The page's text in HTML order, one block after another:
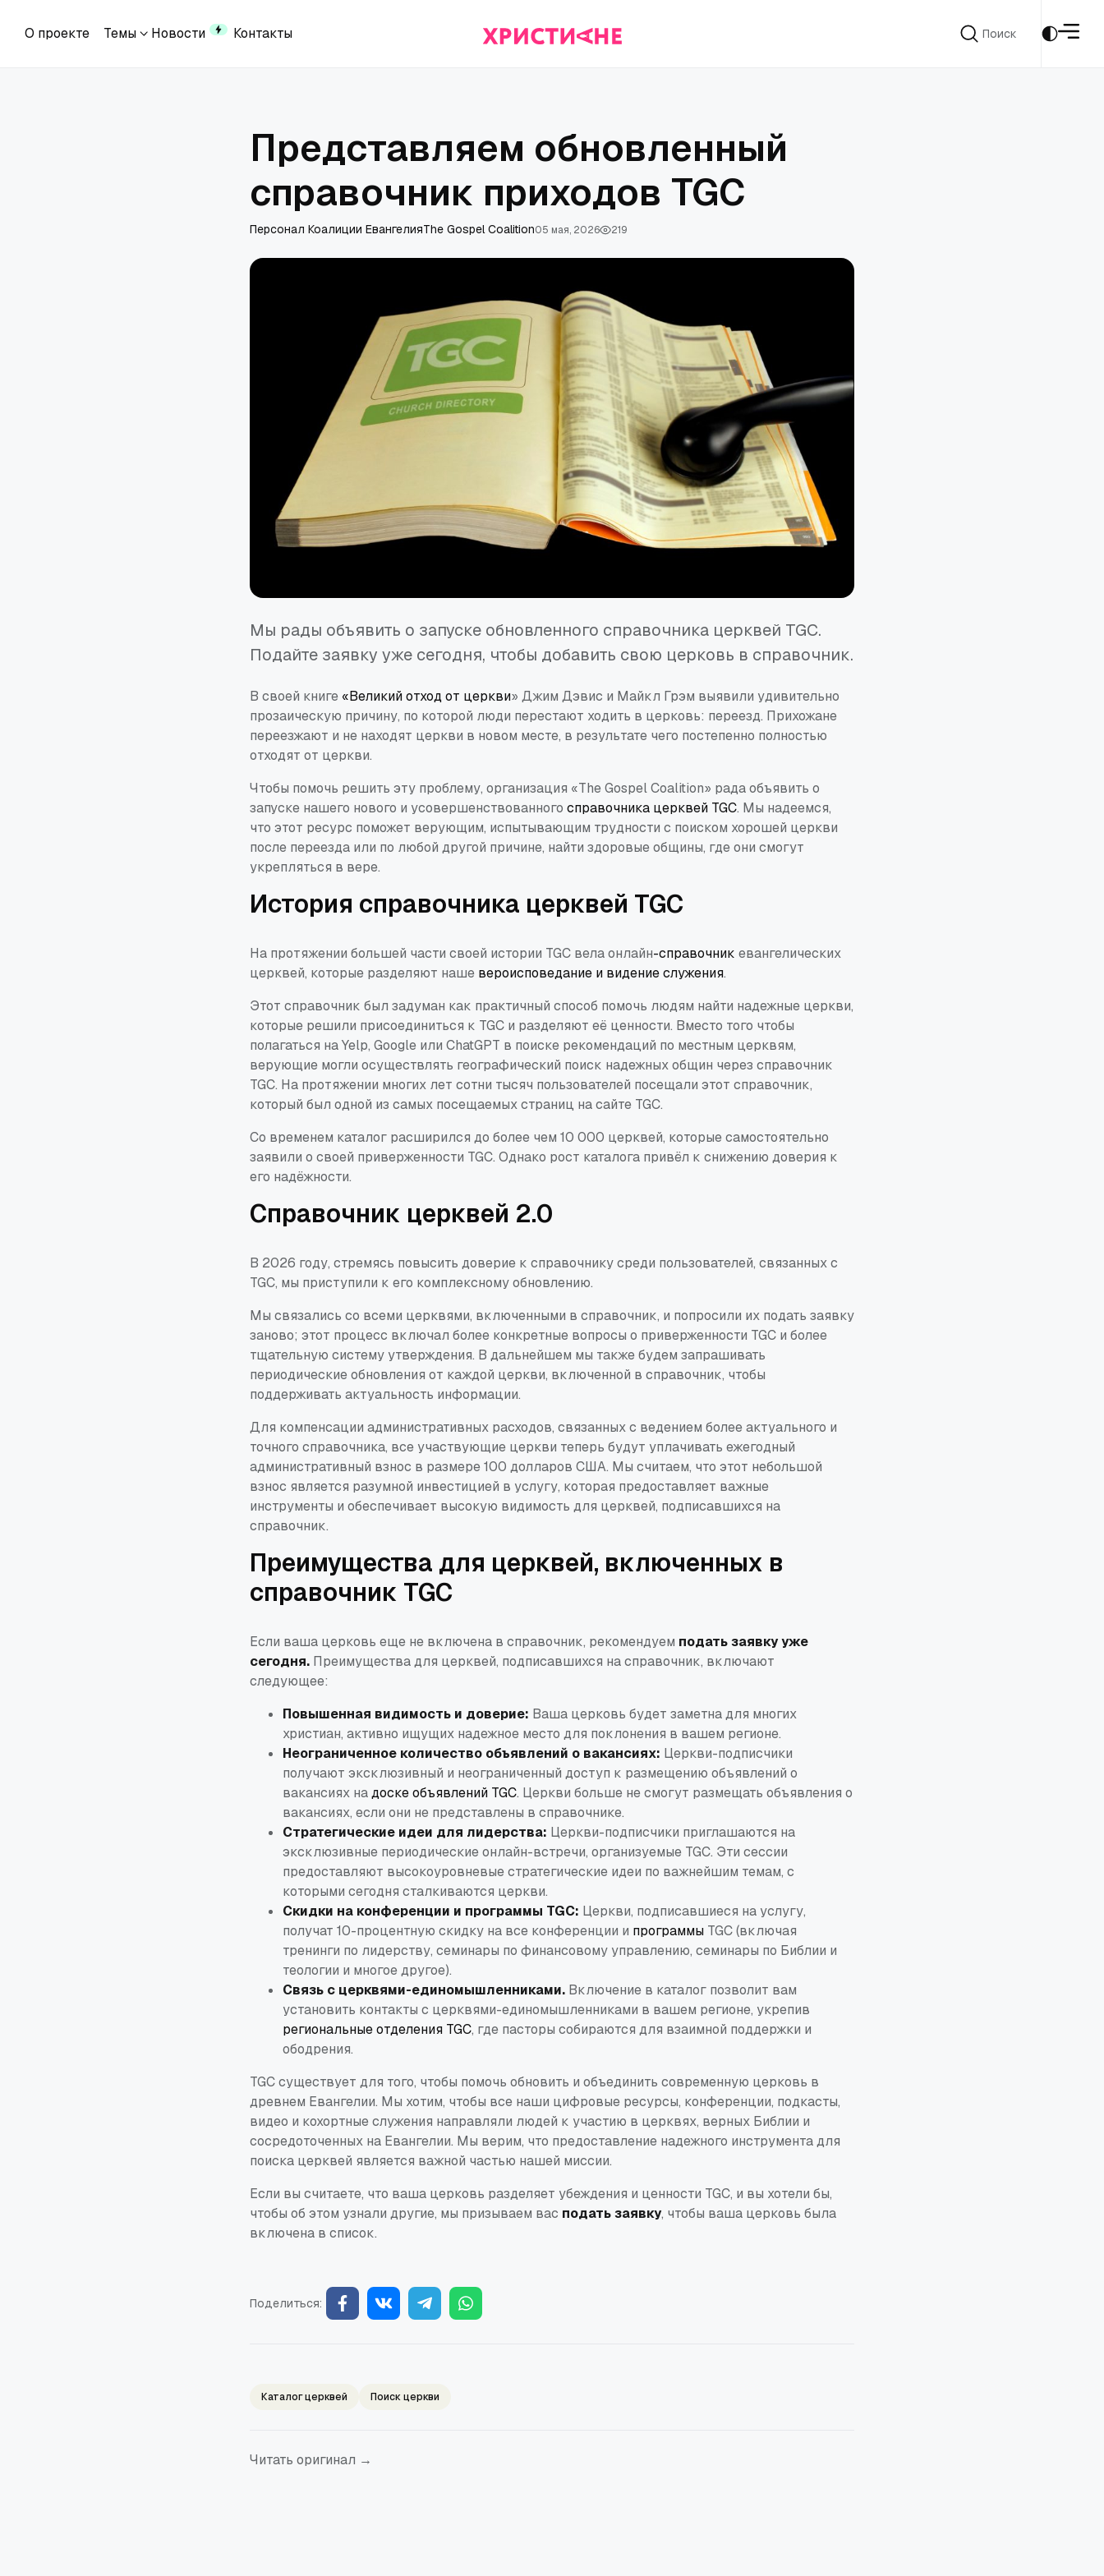
О проекте
Темы
Новости
Контакты
Поиск
Представляем обновленный
справочник приходов TGC
Персонал Коалиции ЕвангелияThe Gospel Coalition05 мая, 2026 219
Мы рады объявить о запуске обновленного справочника церквей TGC.
Подайте заявку уже сегодня, чтобы добавить свою церковь в справочник.
В своей книге «Великий отход от церкви» Джим Дэвис и Майкл Грэм выявили удивительно
прозаическую причину, по которой люди перестают ходить в церковь: переезд. Прихожане
переезжают и не находят церкви в новом месте, в результате чего постепенно полностью
отходят от церкви.
Чтобы помочь решить эту проблему, организация «The Gospel Coalition» рада объявить о
запуске нашего нового и усовершенствованного справочника церквей TGC. Мы надеемся,
что этот ресурс поможет верующим, испытывающим трудности с поиском хорошей церкви
после переезда или по любой другой причине, найти здоровые общины, где они смогут
укрепляться в вере.
История справочника церквей TGC
На протяжении большей части своей истории TGC вела онлайн-справочник евангелических
церквей, которые разделяют наше вероисповедание и видение служения.
Этот справочник был задуман как практичный способ помочь людям найти надежные церкви,
которые решили присоединиться к TGC и разделяют её ценности. Вместо того чтобы
полагаться на Yelp, Google или ChatGPT в поиске рекомендаций по местным церквям,
верующие могли осуществлять географический поиск надежных общин через справочник
TGC. На протяжении многих лет сотни тысяч пользователей посещали этот справочник,
который был одной из самых посещаемых страниц на сайте TGC.
Со временем каталог расширился до более чем 10 000 церквей, которые самостоятельно
заявили о своей приверженности TGC. Однако рост каталога привёл к снижению доверия к
его надёжности.
Справочник церквей 2.0
В 2026 году, стремясь повысить доверие к справочнику среди пользователей, связанных с
TGC, мы приступили к его комплексному обновлению.
Мы связались со всеми церквями, включенными в справочник, и попросили их подать заявку
заново; этот процесс включал более конкретные вопросы о приверженности TGC и более
тщательную систему утверждения. В дальнейшем мы также будем запрашивать
периодические обновления от каждой церкви, включенной в справочник, чтобы
поддерживать актуальность информации.
Для компенсации административных расходов, связанных с ведением более актуального и
точного справочника, все участвующие церкви теперь будут уплачивать ежегодный
административный взнос в размере 100 долларов США. Мы считаем, что этот небольшой
взнос является разумной инвестицией в услугу, которая предоставляет важные
инструменты и обеспечивает высокую видимость для церквей, подписавшихся на
справочник.
Преимущества для церквей, включенных в
справочник TGC
Если ваша церковь еще не включена в справочник, рекомендуем подать заявку уже
сегодня. Преимущества для церквей, подписавшихся на справочник, включают
следующее:
Повышенная видимость и доверие: Ваша церковь будет заметна для многих
христиан, активно ищущих надежное место для поклонения в вашем регионе.
Неограниченное количество объявлений о вакансиях: Церкви-подписчики
получают эксклюзивный и неограниченный доступ к размещению объявлений о
вакансиях надоске объявлений TGC. Церкви больше не смогут размещать объявления о
вакансиях, если они не представлены в справочнике.
Стратегические идеи для лидерства: Церкви-подписчики приглашаются на
эксклюзивные периодические онлайн-встречи, организуемые TGC. Эти сессии
предоставляют высокоуровневые стратегические идеи по важнейшим темам, с
которыми сегодня сталкиваются церкви.
Скидки на конференции и программы TGC: Церкви, подписавшиеся на услугу,
получат 10-процентную скидку на все конференции и программы TGC (включая
тренинги по лидерству, семинары по финансовому управлению, семинары по Библии и
теологии и многое другое).
Связь с церквями-единомышленниками. Включение в каталог позволит вам
установить контакты с церквями-единомышленниками в вашем регионе, укрепив
региональные отделения TGC, где пасторы собираются для взаимной поддержки и
ободрения.
TGC существует для того, чтобы помочь обновить и объединить современную церковь в
древнем Евангелии. Мы хотим, чтобы все наши цифровые ресурсы, конференции, подкасты,
видео и кохортные служения направляли людей к участию в церквях, верных Библии и
сосредоточенных на Евангелии. Мы верим, что предоставление надежного инструмента для
поиска церквей является важной частью нашей миссии.
Если вы считаете, что ваша церковь разделяет убеждения и ценности TGC, и вы хотели бы,
чтобы об этом узнали другие, мы призываем вас подать заявку, чтобы ваша церковь была
включена в список.
Поделиться:
Каталог церквей Поиск церкви
Читать оригинал →